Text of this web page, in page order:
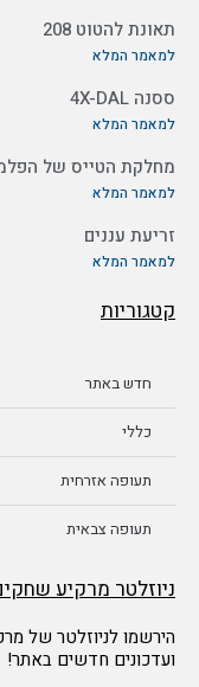
תאונת להטוט 208
למאמר המלא
ססנה 4X-DAL
למאמר המלא
מחלקת הטייס של
למאמר המלא
זריעת עננים
למאמר המלא
קטגוריות
חדש באתר
כללי
תעופה אזרחית
תעופה צבאית
ניוזלטר מרקיע שחקים
הירשמו לניוזלטר של
ועדכונים חדשים באתר!